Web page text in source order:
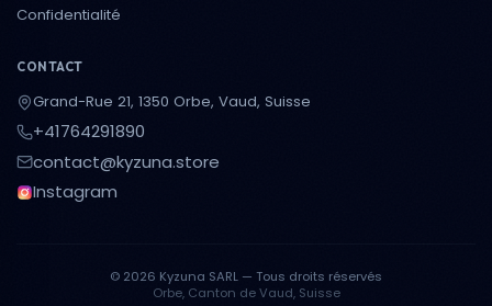
Confidentialité
CONTACT
Grand-Rue 21, 1350 Orbe, Vaud, Suisse
+41764291890
contact@kyzuna.store
Instagram
© 2026 Kyzuna SARL — Tous droits réservés
Orbe, Canton de Vaud, Suisse